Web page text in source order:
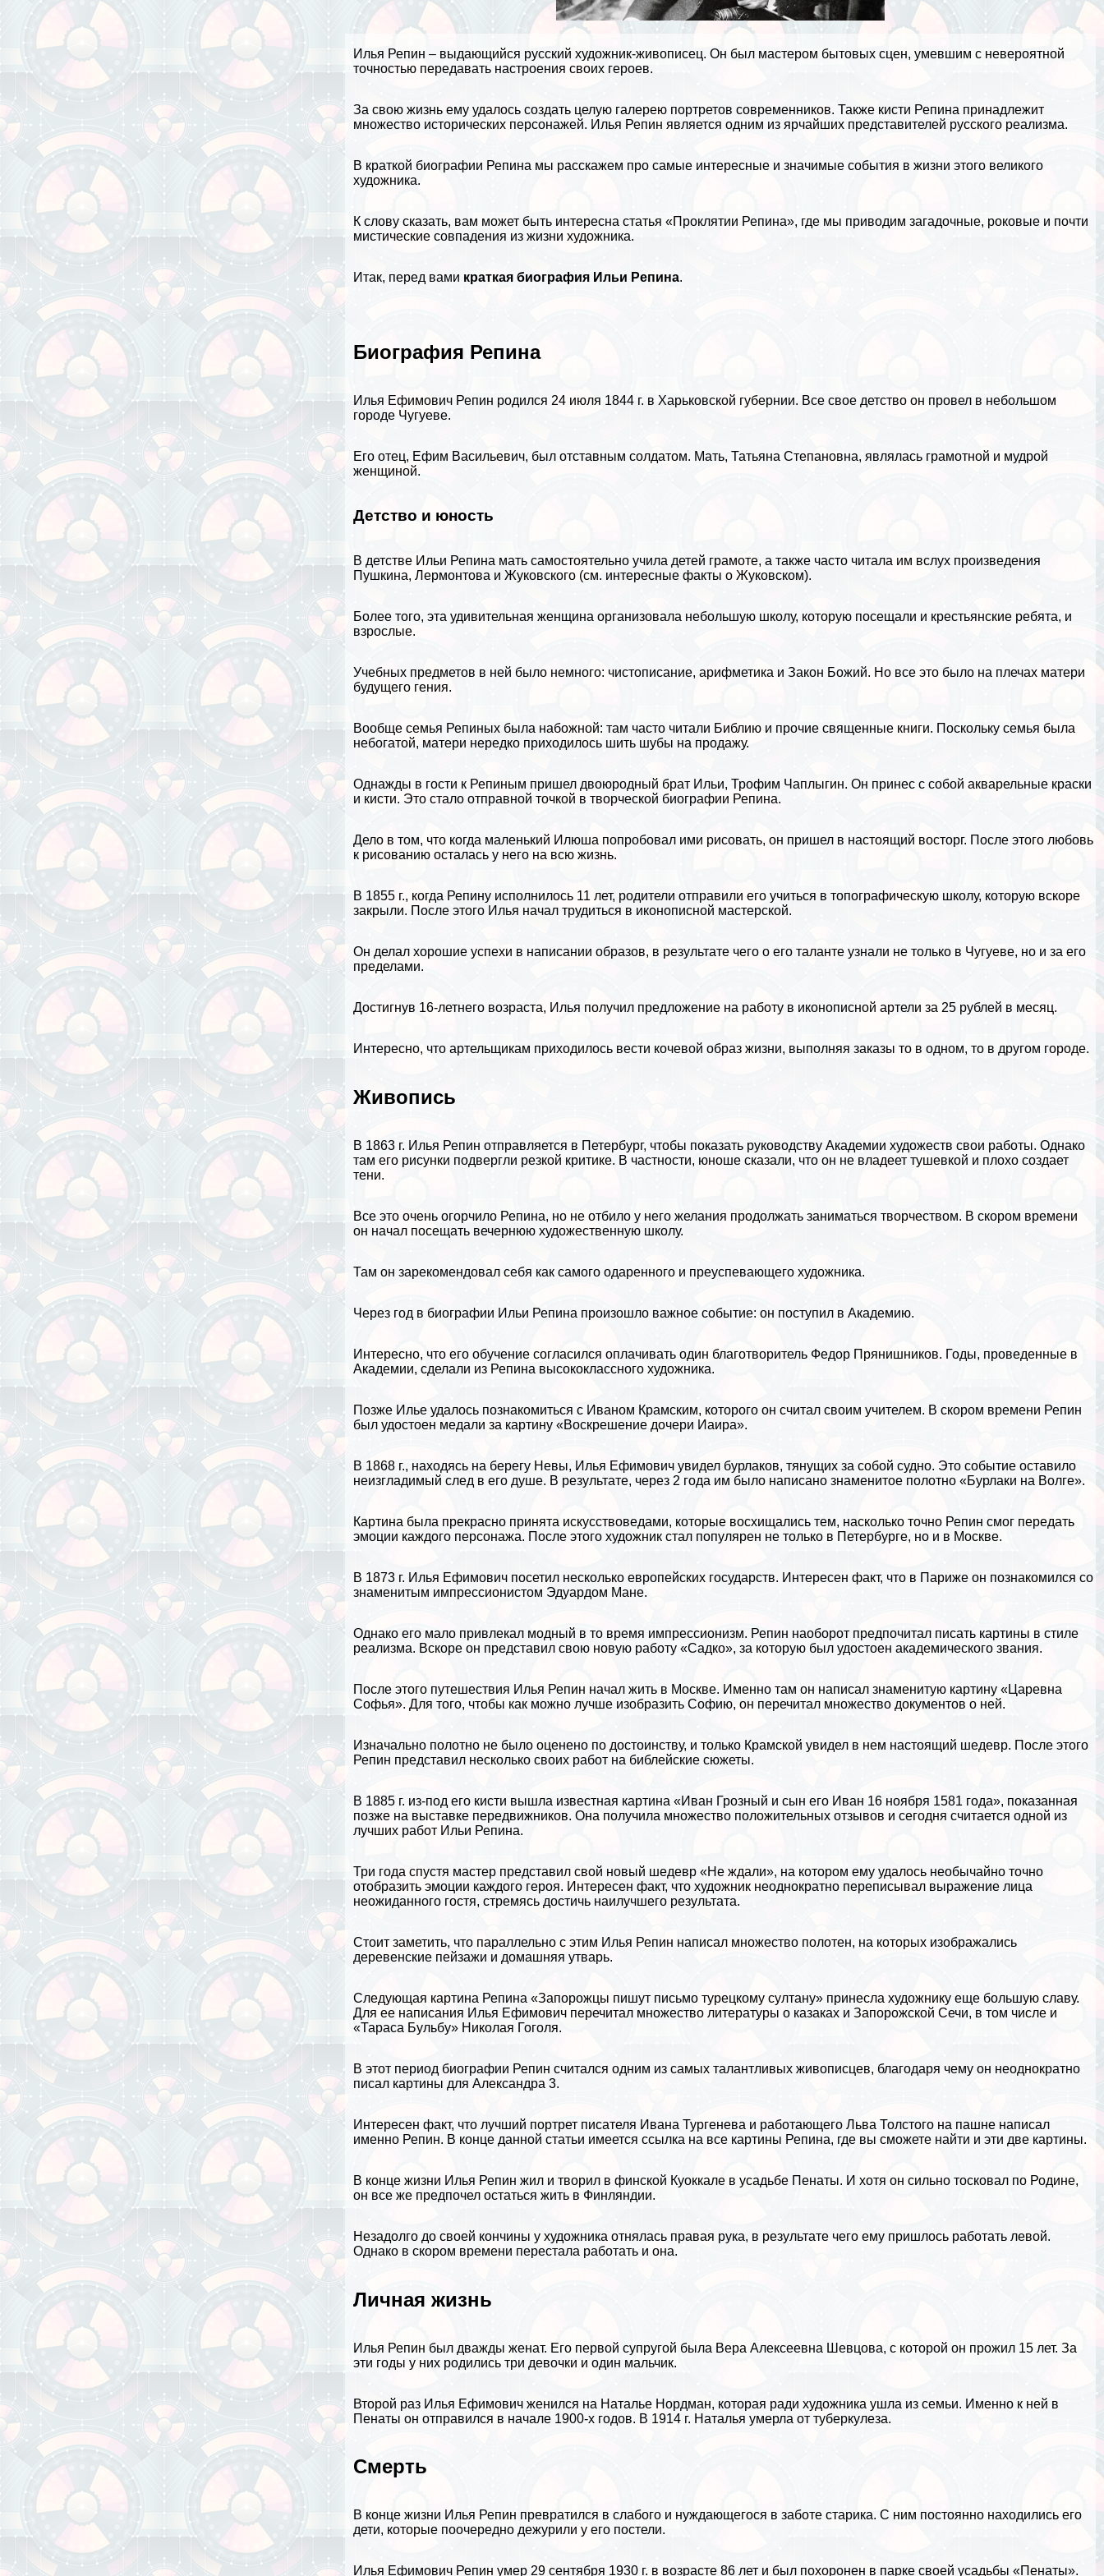
Илья Репин – выдающийся русский художник-живописец. Он был мастером бытовых сцен, умевшим с невероятной
точностью передавать настроения своих героев.
За свою жизнь ему удалось создать целую галерею портретов современников. Также кисти Репина принадлежит
множество исторических персонажей. Илья Репин является одним из ярчайших представителей русского реализма.
В краткой биографии Репина мы расскажем про самые интересные и значимые события в жизни этого великого
художника.
К слову сказать, вам может быть интересна статья«Проклятии Репина», где мы приводим загадочные, роковые и почти
мистические совпадения из жизни художника.
Итак, перед вами краткая биография Ильи Репина.
Биография Репина
Илья Ефимович Репин родился 24 июля 1844 г. в Харьковской губернии. Все свое детство он провел в небольшом
городе Чугуеве.
Его отец, Ефим Васильевич, был отставным солдатом. Мать, Татьяна Степановна, являлась грамотной и мудрой
женщиной.
Детство и юность
В детстве Ильи Репина мать самостоятельно учила детей грамоте, а также часто читала им вслух произведения
Пушкина,Лермонтова иЖуковского (см. интересные факты о Жуковском).
Более того, эта удивительная женщина организовала небольшую школу, которую посещали и крестьянские ребята, и
взрослые.
Учебных предметов в ней было немного: чистописание, арифметика и Закон Божий. Но все это было на плечах матери
будущего гения.
Вообще семья Репиных была набожной: там часто читали Библию и прочие священные книги. Поскольку семья была
небогатой, матери нередко приходилось шить шубы на продажу.
Однажды в гости к Репиным пришел двоюродный брат Ильи, Трофим Чаплыгин. Он принес с собой акварельные краски
и кисти. Это стало отправной точкой в творческой биографии Репина.
Дело в том, что когда маленький Илюша попробовал ими рисовать, он пришел в настоящий восторг. После этого любовь
к рисованию осталась у него на всю жизнь.
В 1855 г., когда Репину исполнилось 11 лет, родители отправили его учиться в топографическую школу, которую вскоре
закрыли. После этого Илья начал трудиться в иконописной мастерской.
Он делал хорошие успехи в написании образов, в результате чего о его таланте узнали не только в Чугуеве, но и за его
пределами.
Достигнув 16-летнего возраста, Илья получил предложение на работу в иконописной артели за 25 рублей в месяц.
Интересно, что артельщикам приходилось вести кочевой образ жизни, выполняя заказы то в одном, то в другом городе.
Живопись
В 1863 г. Илья Репин отправляется в Петербург, чтобы показать руководству Академии художеств свои работы. Однако
там его рисунки подвергли резкой критике. В частности, юноше сказали, что он не владеет тушевкой и плохо создает
тени.
Все это очень огорчило Репина, но не отбило у него желания продолжать заниматься творчеством. В скором времени
он начал посещать вечернюю художественную школу.
Там он зарекомендовал себя как самого одаренного и преуспевающего художника.
Через год в биографии Ильи Репина произошло важное событие: он поступил в Академию.
Интересно, что его обучение согласился оплачивать один благотворитель Федор Прянишников. Годы, проведенные в
Академии, сделали из Репина высококлассного художника.
Позже Илье удалось познакомиться с Иваном Крамским, которого он считал своим учителем. В скором времени Репин
был удостоен медали за картину «Воскрешение дочери Иаира».
В 1868 г., находясь на берегу Невы, Илья Ефимович увидел бурлаков, тянущих за собой судно. Это событие оставило
неизгладимый след в его душе. В результате, через 2 года им было написано знаменитое полотно «Бурлаки на Волге».
Картина была прекрасно принята искусствоведами, которые восхищались тем, насколько точно Репин смог передать
эмоции каждого персонажа. После этого художник стал популярен не только в Петербурге, но и в Москве.
В 1873 г. Илья Ефимович посетил несколько европейских государств. Интересен факт, что в Париже он познакомился со
знаменитым импрессионистом Эдуардом Мане.
Однако его мало привлекал модный в то время импрессионизм. Репин наоборот предпочитал писать картины в стиле
реализма. Вскоре он представил свою новую работу «Садко», за которую был удостоен академического звания.
После этого путешествия Илья Репин начал жить в Москве. Именно там он написал знаменитую картину «Царевна
Софья». Для того, чтобы как можно лучше изобразить Софию, он перечитал множество документов о ней.
Изначально полотно не было оценено по достоинству, и только Крамской увидел в нем настоящий шедевр. После этого
Репин представил несколько своих работ на библейские сюжеты.
В 1885 г. из-под его кисти вышла известная картина «Иван Грозный и сын его Иван 16 ноября 1581 года», показанная
позже на выставке передвижников. Она получила множество положительных отзывов и сегодня считается одной из
лучших работ Ильи Репина.
Три года спустя мастер представил свой новый шедевр «Не ждали», на котором ему удалось необычайно точно
отобразить эмоции каждого героя. Интересен факт, что художник неоднократно переписывал выражение лица
неожиданного гостя, стремясь достичь наилучшего результата.
Стоит заметить, что параллельно с этим Илья Репин написал множество полотен, на которых изображались
деревенские пейзажи и домашняя утварь.
Следующая картина Репина «Запорожцы пишут письмо турецкому султану» принесла художнику еще большую славу.
Для ее написания Илья Ефимович перечитал множество литературы о казаках и Запорожской Сечи, в том числе и
«Тараса Бульбу» Николая Гоголя.
В этот период биографии Репин считался одним из самых талантливых живописцев, благодаря чему он неоднократно
писал картины для Александра 3.
Интересен факт, что лучший портрет писателя Ивана Тургенева и работающегоЛьва Толстого на пашне написал
именно Репин. В конце данной статьи имеется ссылка на все картины Репина, где вы сможете найти и эти две картины.
В конце жизни Илья Репин жил и творил в финской Куоккале в усадьбе Пенаты. И хотя он сильно тосковал по Родине,
он все же предпочел остаться жить в Финляндии.
Незадолго до своей кончины у художника отнялась правая рука, в результате чего ему пришлось работать левой.
Однако в скором времени перестала работать и она.
Личная жизнь
Илья Репин был дважды женат. Его первой супругой была Вера Алексеевна Шевцова, с которой он прожил 15 лет. За
эти годы у них родились три дeвoчки и один мальчик.
Второй раз Илья Ефимович женился на Наталье Нордман, которая ради художника ушла из семьи. Именно к ней в
Пенаты он отправился в начале 1900-х годов. В 1914 г. Наталья умерла от туберкулеза.
Cмepть
В конце жизни Илья Репин превратился в слабого и нуждающегося в заботе старика. С ним постоянно находились его
дети, которые поочередно дежурили у его постели.
Илья Ефимович Репин умер 29 сентября 1930 г. в возрасте 86 лет и был похоронен в парке своей усадьбы «Пенаты».